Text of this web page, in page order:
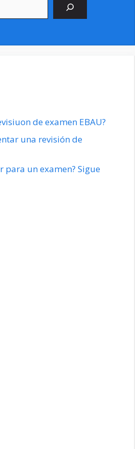
de examen EBAU?
una revisión de
para un examen? Sigue